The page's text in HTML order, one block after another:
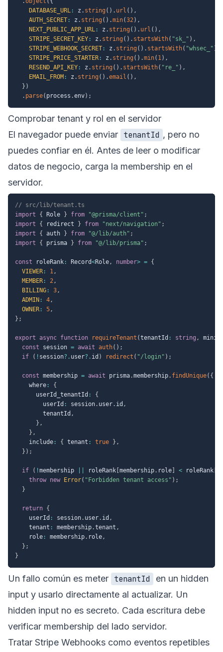
DATABASE_URL : z . string ( ) . url ( ) ,
AUTH_SECRET : z . string ( ) .min(32) ,
NEXT_PUBLIC_APP_URL : z . string ( ) . url ( ) ,
STRIPE_SECRET_KEY : z . string ( ) . startsWith( "sk_" ) ,
STRIPE_WEBHOOK_SECRET : z . string ( ) . startsWith( "whsec_" )
STRIPE_PRICE_STARTER : z . string ( ) .min( 1) ,
RESEND_API_KEY : z . string ( ) . startsWith( "re_" ) ,
EMAIL_FROM : z . string ( ) .email ( ) ,
} )
. parse( process .env) ;
Comprobar tenant y rol en el servidor
El navegador puede enviar tenantId , pero no
puedes confiar en él. Antes de leer o modificar
datos de negocio, carga la membership en el
servidor.
// src/lib/tenant.ts
import
{ Role } from "@prisma/client" ;
import
{ redirect } from "next/navigation" ;
import
{ auth } from "@/lib/auth" ;
import
{ prisma } from "@/lib/prisma" ;
const roleRank : Record<Role, number> = {
VIEWER : 1,
MEMBER : 2,
BILLING : 3,
ADMIN : 4,
OWNER : 5,
} ;
export async function requireTenant (tenantId : string ,
const session = await auth( ) ;
if
( ! session?. user?. id ) redirect ( "/login" ) ;
const membership = await prisma.membership. findUnique( {
    where
:
{
      userId_tenantId
:
{
        userId
: session. user. id ,
        tenantId
,
} ,
} ,
    include
: { tenant : true } ,
} ) ;
if ( !membership roleRank membership. role < roleRank
throw new Error( "Forbidden tenant access" ) ;
}
return {
    userId
: session. user. id ,
    tenant
: membership.tenant ,
    role
: membership. role,
} ;
}
Un fallo común es meter tenantId
en un hidden
input y usarlo directamente al actualizar. Un
hidden input no es secreto. Cada escritura debe
verificar membership del lado servidor.
Tratar Stripe Webhooks como eventos repetibles